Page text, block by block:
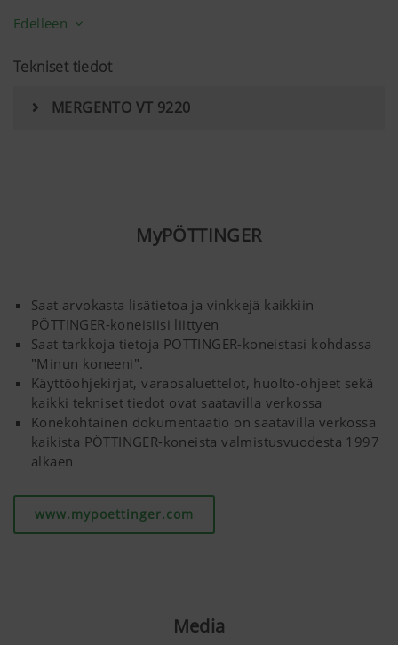
hallintapäätteestä. Molemmat vaihtoehdot käyttävät
traktorin hydrauliikalla. Tässä tapauksessa toiminnot
Edelleen
Tekniset tiedot
MERGENTO VT 9220
MyPÖTTINGER
Saat arvokasta lisätietoa ja vinkkejä kaikkiin
PÖTTINGER-koneisiisi liittyen
Saat tarkkoja tietoja PÖTTINGER-koneistasi kohdassa
"Minun koneeni".
Käyttöohjekirjat, varaosaluettelot, huolto-ohjeet sekä
kaikki tekniset tiedot ovat saatavilla verkossa
Konekohtainen dokumentaatio on saatavilla verkossa
kaikista PÖTTINGER-koneista valmistusvuodesta 1997
alkaen
www.mypoettinger.com
Media